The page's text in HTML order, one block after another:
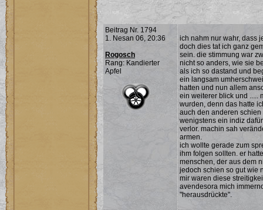
Beitrag Nr. 1794
1. Nesan 06, 20:36
Rogosch
Rang: Kandierter
Apfel
ich nahm nur wahr, dass
doch dies tat ich ganz
sein. die stimmung war
nicht so anders, wie sie
als ich so dastand und
ein langsam
hatten und nun allem
ein weiterer blick und .....
wurden, denn das hatte
auch den anderen
wenigstens ein indiz
verlor. machin sah
armen.
ich wollte gerade zum
ihm folgen sollten. er
menschen, der aus dem
jedoch schien so gut wie
mir waren diese
avendesora mich
"herausdrückte".